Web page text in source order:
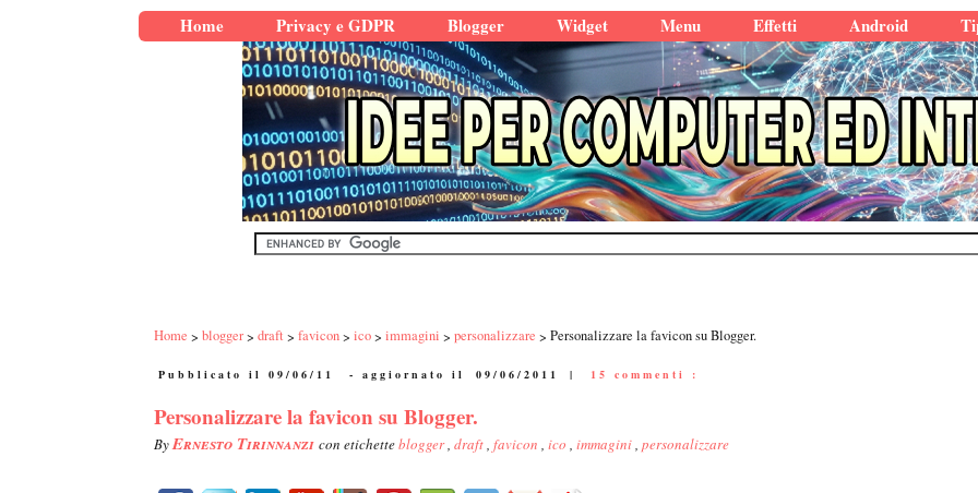
Home Privacy e GDPR Blogger Widget Menu Effetti Android
Home blogger draft favicon ico immagini personalizzare Personalizzare la favicon su Blogger.
Pubblicato il 09/06/11 - aggiornato il 09/06/2011 | 15 commenti :
Personalizzare la favicon su Blogger.
ByErnesto Tirinnanzi con etichetteblogger, draft, favicon , ico , immagini, personalizzare